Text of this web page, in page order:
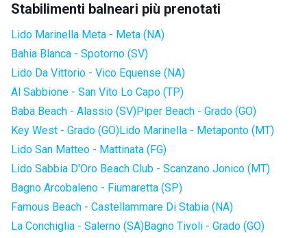
Stabilimenti balneari più prenotati
Lido Marinella Meta - Meta (NA)
Bahia Blanca - Spotorno (SV)
Lido Da Vittorio - Vico Equense (NA)
Al Sabbione - San Vito Lo Capo (TP)
Baba Beach - Alassio (SV)Piper Beach - Grado (GO)
Key West - Grado (GO)Lido Marinella - Metaponto (MT)
Lido San Matteo - Mattinata (FG)
Lido Sabbia D'Oro Beach Club - Scanzano Jonico (MT)
Bagno Arcobaleno - Fiumaretta (SP)
Famous Beach - Castellammare Di Stabia (NA)
La Conchiglia - Salerno (SA)Bagno Tivoli - Grado (GO)